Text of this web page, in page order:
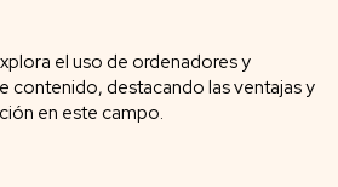
el uso de ordenadores y
contenido, destacando las ventajas y
en este campo.